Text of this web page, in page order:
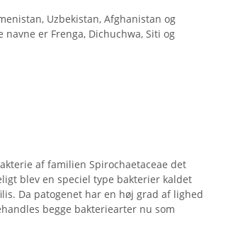
Uzbekistan, Afghanistan og
er Frenga, Dichuchwa, Siti og
af familien Spirochaetaceae det
blev en speciel type bakterier kaldet
Da patogenet har en høj grad af lighed
begge bakteriearter nu som